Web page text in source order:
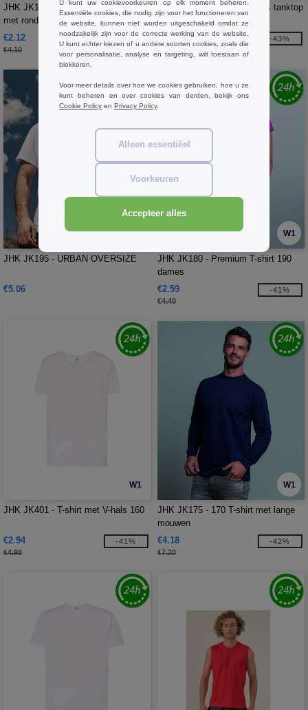
JHK JK150 - Vrouwen 155 T-shirt
met ronde hals
€2.12
€4.10
-48%
JHK JK422 - Victoria dames tanktop
€3.06 -43%
W1
JHK JK195 - URBAN OVERSIZE
€5.06
W1
JHK JK180 - Premium T-shirt 190
dames
€2.59
€4.40
-41%
W1
JHK JK401 - T-shirt met V-hals 160
€2.94
€4.98
-41%
W1
JHK JK175 - 170 T-shirt met lange
mouwen
€4.18
€7.20
-42%
U kunt uw cookievoorkeuren op elk moment beheren.
Essentiële cookies, die nodig zijn voor het functioneren van
de website, kunnen niet worden uitgeschakeld omdat ze
noodzakelijk zijn voor de correcte werking van de website.
U kunt echter kiezen of u andere soorten cookies, zoals die
voor personalisatie, analyse en targeting, wilt toestaan of
blokkeren.
Voor meer details over hoe we cookies gebruiken, hoe u ze
kunt beheren en over cookies van derden, bekijk ons
Cookie Policy en Privacy Policy.
Alleen essentiëel
Voorkeuren
Accepteer alles